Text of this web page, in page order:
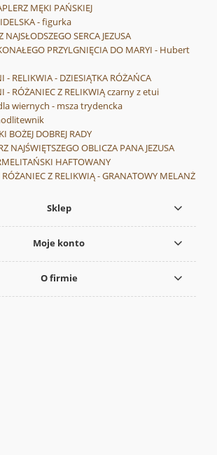
MĘKI PAŃSKIEJ
- figurka
NAJSŁODSZEGO SERCA JEZUSA
PRZYLGNIĘCIA DO MARYI - Hubert
- RELIKWIA - DZIESIĄTKA RÓŻAŃCA
- RÓŻANIEC Z RELIKWIĄ czarny z etui
wiernych - msza trydencka
BOŻEJ DOBREJ RADY
NAJŚWIĘTSZEGO OBLICZA PANA JEZUSA
HAFTOWANY
RÓŻANIEC Z RELIKWIĄ - GRANATOWY MELANŻ
Sklep
Moje konto
O firmie